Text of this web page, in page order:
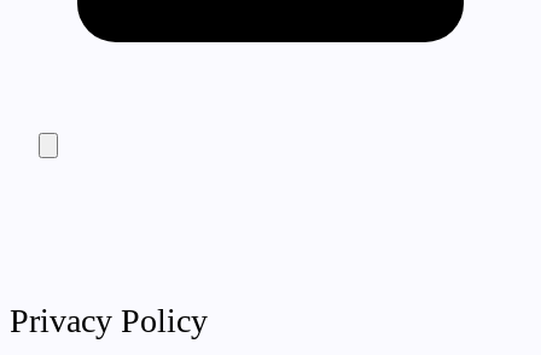
Privacy Policy